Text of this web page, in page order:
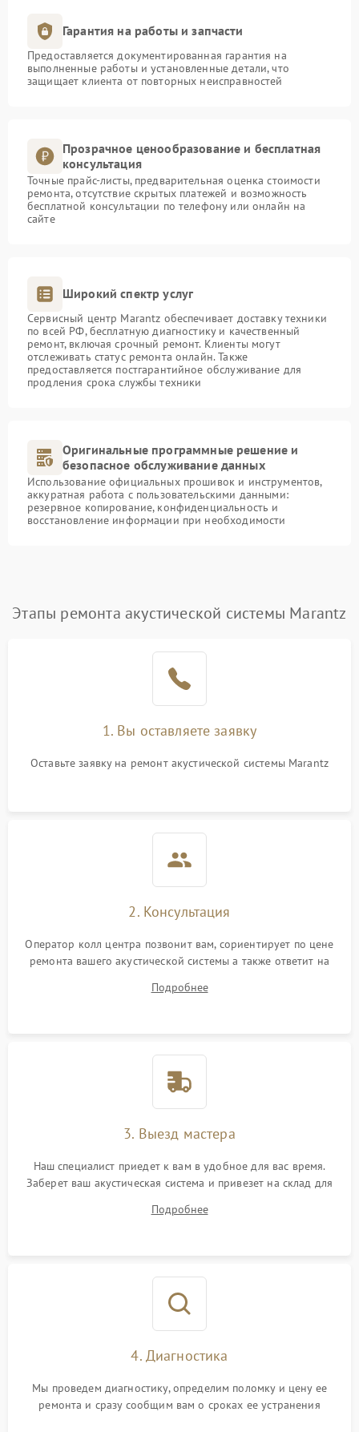
Гарантия на работы и запчасти
Предоставляется документированная гарантия на
выполненные работы и установленные детали, что
защищает клиента от повторных неисправностей
Прозрачное ценообразование и бесплатная
консультация
Точные прайс-листы, предварительная оценка стоимости
ремонта, отсутствие скрытых платежей и возможность
бесплатной консультации по телефону или онлайн на
сайте
Широкий спектр услуг
Сервисный центр Marantz обеспечивает доставку техники
по всей РФ, бесплатную диагностику и качественный
ремонт, включая срочный ремонт. Клиенты могут
отслеживать статус ремонта онлайн. Также
предоставляется постгарантийное обслуживание для
продления срока службы техники
Оригинальные программные решение и
безопасное обслуживание данных
Использование официальных прошивок и инструментов,
аккуратная работа с пользовательскими данными:
резервное копирование, конфиденциальность и
восстановление информации при необходимости
Этапы ремонта акустической системы Marantz
1. Вы оставляете заявку
Оставьте заявку на ремонт акустической системы Marantz
2. Консультация
Оператор колл центра позвонит вам, сориентирует по цене
ремонта вашего акустической системы а также ответит на
Подробнее
3. Выезд мастера
Наш специалист приедет к вам в удобное для вас время.
Заберет ваш акустическая система и привезет на склад для
Подробнее
4. Диагностика
Мы проведем диагностику, определим поломку и цену ее
ремонта и сразу сообщим вам о сроках ее устранения